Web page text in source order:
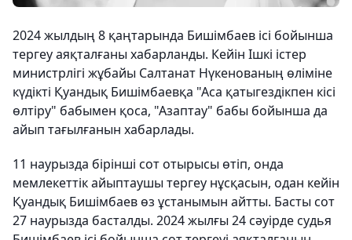
2024 жылдың 8 қаңтарында Бишімбаев ісі бойынша
тергеу аяқталғаны хабарланды. Кейін Ішкі істер
министрлігі жұбайы Салтанат Нүкенованың өліміне
күдікті Қуандық Бишімбаевқа "Аса қатыгездікпен кісі
өлтіру" бабымен қоса, "Азаптау" бабы бойынша да
айып тағылғанын хабарлады.
11 наурызда бірінші сот отырысы өтіп, онда
мемлекеттік айыптаушы тергеу нұсқасын, одан кейін
Қуандық Бишімбаев өз ұстанымын айтты. Басты сот
27 наурызда басталды. 2024 жылғы 24 сәуірде судья